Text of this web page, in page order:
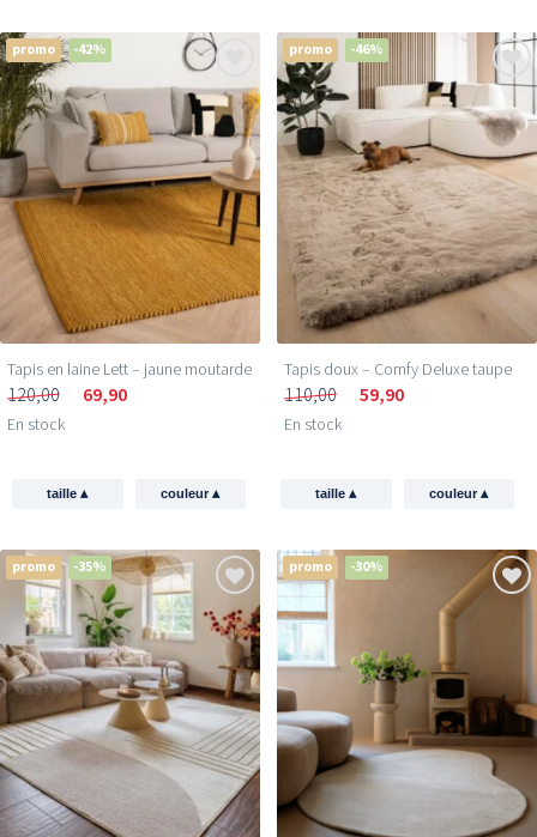
promo -42%
Tapis en laine Lett – jaune moutarde
120,00 69,90
En stock
taille▴ couleur▴
promo -46%
Tapis doux – Comfy Deluxe taupe
110,00 59,90
En stock
taille▴ couleur▴
promo -35% promo -30%